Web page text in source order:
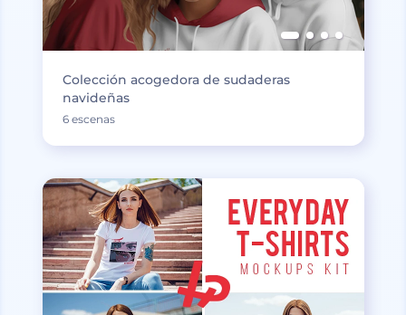
Colección acogedora de sudaderas
navideñas
6 escenas